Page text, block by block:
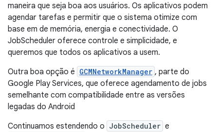
maneira que seja boa aos usuários. Os aplicativos podem
agendar tarefas e permitir que o sistema otimize com
base em de memória, energia e conectividade. O
JobScheduler oferece controle e simplicidade, e
queremos que todos os aplicativos a usem.
Outra boa opção é GCMNetworkManager , parte do
Google Play Services, que oferece agendamento de jobs
semelhante com compatibilidade entre as versões
legadas do Android
Continuamos estendendo o JobScheduler e